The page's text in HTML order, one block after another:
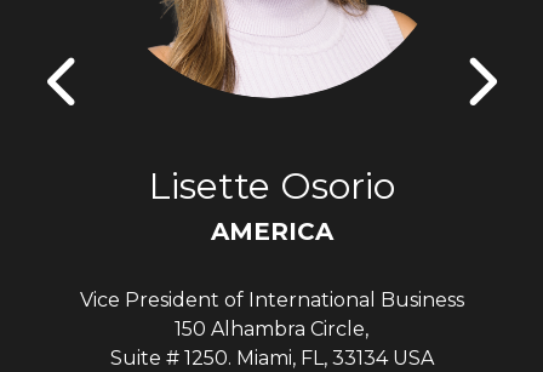
Lisette Osorio
AMERICA
Vice President of International Business
150 Alhambra Circle,
Suite # 1250. Miami, FL, 33134 USA